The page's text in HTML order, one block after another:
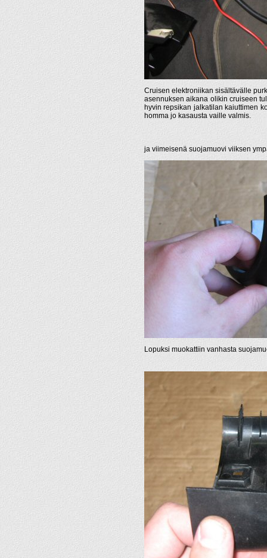
Cruisen elektroniikan sisältävälle
asennuksen aikana olikin cruiseen
hyvin repsikan jalkatilan kaiuttimen
homma jo kasausta vaille valmis.
ja viimeisenä suojamuovi viiksen
Lopuksi muokattiin vanhasta